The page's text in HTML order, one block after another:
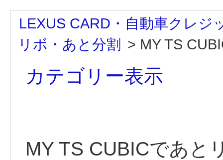
LEXUS CARD・自動車クレジ
リボ・あと分割
> MY TS
カテゴリー表示
MY TS CUBICであと